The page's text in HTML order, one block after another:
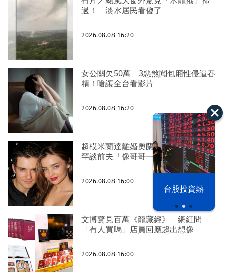
台股投資熱
過！ 淡水居民看傻了
2026.08.08 16:20
女公關欠50萬 3惡煞闖包廂性侵逼吞
精！嗆讓全台看影片
2026.08.08 16:20
超模米蘭達離婚奧蘭多布魯13年！
罕談前夫「像哥哥一樣」曝相處模式
2026.08.08 16:00
文博驚見百萬《龍藏經》 網紅問
「有人買嗎」店員回應超出想像
2026.08.08 16:00